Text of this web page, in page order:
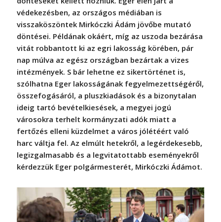
védekezésben, az országos médiában is
visszaköszöntek Mirkóczki Ádám jövőbe mutató
döntései. Példának okáért, míg az uszoda bezárása
vitát robbantott ki az egri lakosság körében, pár
nap múlva az egész országban bezártak a vizes
intézmények. S bár lehetne ez sikertörténet is,
szólhatna Eger lakosságának fegyelmezettségéről,
összefogásáról, a pluszkiadások és a bizonytalan
ideig tartó bevételkiesések, a megyei jogú
városokra terhelt kormányzati adók miatt a
fertőzés elleni küzdelmet a város jólétéért való
harc váltja fel. Az elmúlt hetekről, a legérdekesebb,
legizgalmasabb és a legvitatottabb eseményekről
kérdezzük Eger polgármesterét, Mirkóczki Ádámot.